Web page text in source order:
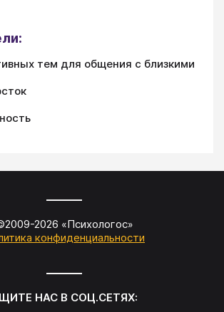
тем для общения с близкими
2026 «Психологос»
конфиденциальности
НАС В СОЦ.СЕТЯХ: